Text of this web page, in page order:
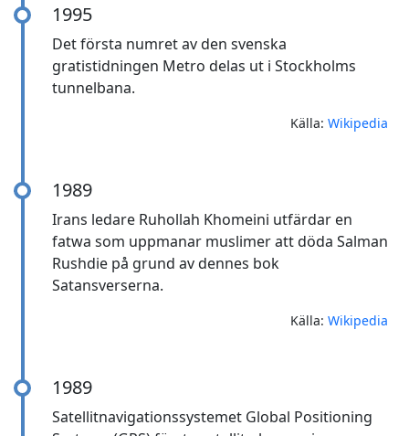
1995
Det första numret av den svenska
gratistidningen Metro delas ut i Stockholms
tunnelbana.
Källa:Wikipedia
1989
Irans ledare Ruhollah Khomeini utfärdar en
fatwa som uppmanar muslimer att döda Salman
Rushdie på grund av dennes bok
Satansverserna.
Källa:Wikipedia
1989
Satellitnavigationssystemet Global Positioning